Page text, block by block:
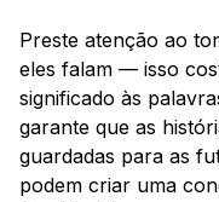
Preste atenção ao
eles falam — isso
significado às
garante que as
guardadas para as
podem criar uma